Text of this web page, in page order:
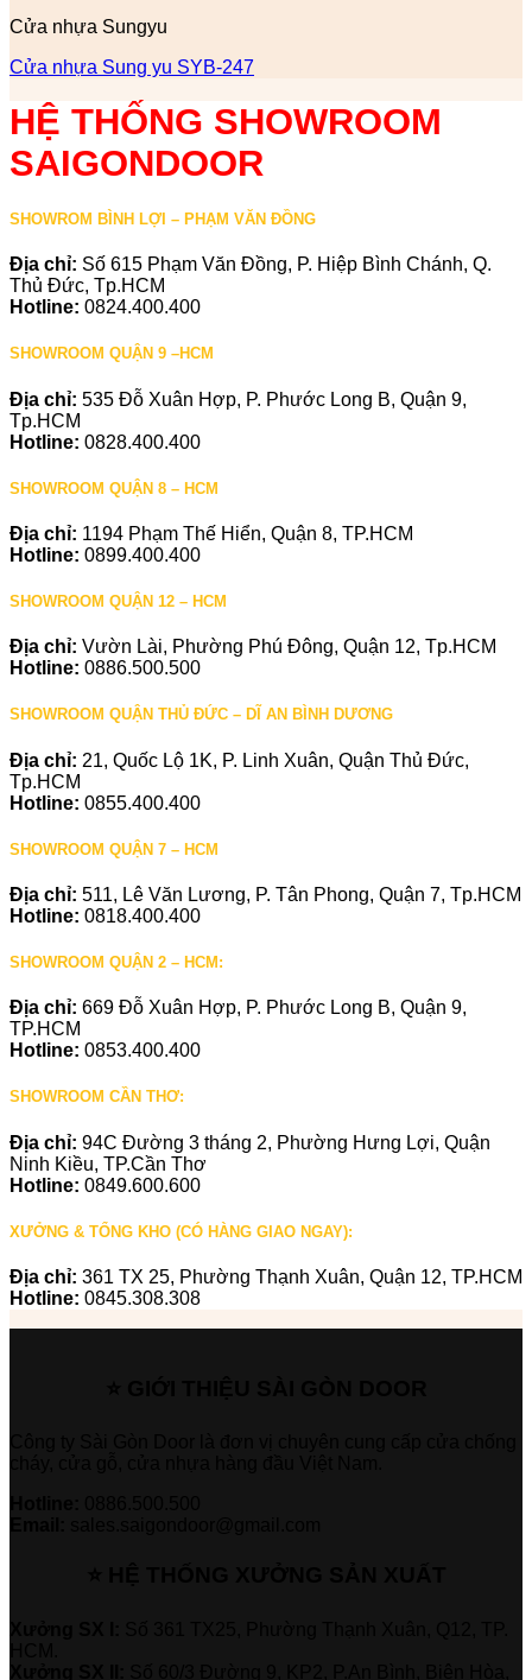
Cửa nhựa Sungyu
Cửa nhựa Sung yu SYB-247
HỆ THỐNG SHOWROOM
SAIGONDOOR
SHOWROM BÌNH LỢI – PHẠM VĂN ĐỒNG
Địa chỉ: Số 615 Phạm Văn Đồng, P. Hiệp Bình Chánh, Q.
Thủ Đức, Tp.HCM
Hotline: 0824.400.400
SHOWROOM QUẬN 9 –HCM
Địa chỉ: 535 Đỗ Xuân Hợp, P. Phước Long B, Quận 9,
Tp.HCM
Hotline: 0828.400.400
SHOWROOM QUẬN 8 – HCM
Địa chỉ: 1194 Phạm Thế Hiển, Quận 8, TP.HCM
Hotline: 0899.400.400
SHOWROOM QUẬN 12 – HCM
Địa chỉ: Vườn Lài, Phường Phú Đông, Quận 12, Tp.HCM
Hotline: 0886.500.500
SHOWROOM QUẬN THỦ ĐỨC – DĨ AN BÌNH DƯƠNG
Địa chỉ: 21, Quốc Lộ 1K, P. Linh Xuân, Quận Thủ Đức,
Tp.HCM
Hotline: 0855.400.400
SHOWROOM QUẬN 7 – HCM
Địa chỉ: 511, Lê Văn Lương, P. Tân Phong, Quận 7, Tp.HCM
Hotline: 0818.400.400
SHOWROOM QUẬN 2 – HCM:
Địa chỉ: 669 Đỗ Xuân Hợp, P. Phước Long B, Quận 9,
TP.HCM
Hotline: 0853.400.400
SHOWROOM CẦN THƠ:
Địa chỉ: 94C Đường 3 tháng 2, Phường Hưng Lợi, Quận
Ninh Kiều, TP.Cần Thơ
Hotline: 0849.600.600
XƯỞNG & TỔNG KHO (CÓ HÀNG GIAO NGAY):
Địa chỉ: 361 TX 25, Phường Thạnh Xuân, Quận 12, TP.HCM
Hotline: 0845.308.308